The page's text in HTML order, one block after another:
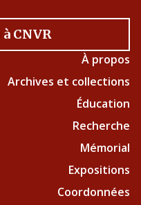
CNVR
À propos
Archives et collections
Éducation
Recherche
Mémorial
Expositions
Coordonnées